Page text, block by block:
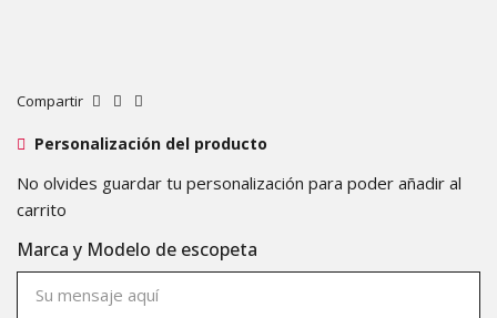
Compartir
Personalización del producto
No olvides guardar tu personalización para poder añadir al
carrito
Marca y Modelo de escopeta